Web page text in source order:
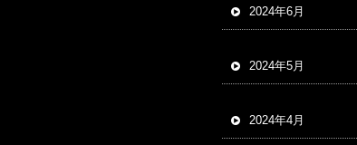
2024年6月
2024年5月
2024年4月